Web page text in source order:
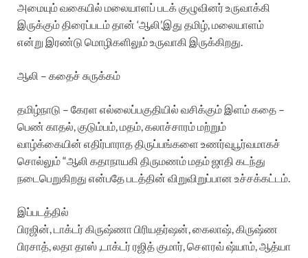
அமையும் வகையில் மலையாளப் படக் குழுவினர் உருவாக்கி
இருக்கும் திரைப்படம் தான் ‘ஆலி’.இது தமிழ், மலையாளம்
என்று இரண்டு மொழிகளிலும் உருவாகி இருக்கிறது.
ஆலி – கதைச் சுருக்கம்
தமிழ்நாடு – கேரள எல்லைப்பகுதியில் வசிக்கும் இளம் கதை –
பெண் காதல், குடும்பம், மதம், கலாச்சாரம் மற்றும்
வாழ்க்கையின் எதிர்பாராத திருப்பங்களை உணர்வுபூர்வமாகச்
சொல்லும் “ஆலி கதாநாயகி திருமணம் மதம் ஜாதி கடந்து
நடைபெறுகிறது என்பதே படத்தின் விறுவிறுப்பான உச்சக்கட்டம்.
இப்படத்தில்
பிரஜின், டாக்டர் கிருஷ்ணா பிரியதர்ஷன், கைலாஷ், கிருஷ்ண
பிரசாத், லதா தாஸ் ,டாக்டர் ரஜித் குமார், சௌரவ் ஷ்யாம், ஆத்யா